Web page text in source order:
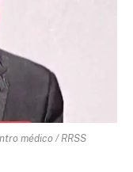
médico / RRSS